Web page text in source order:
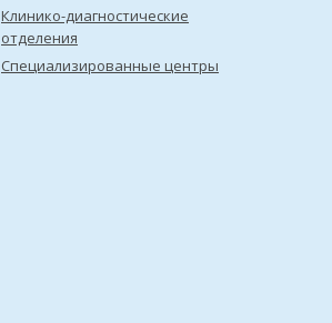
Клинико-диагностические
отделения
Специализированные центры